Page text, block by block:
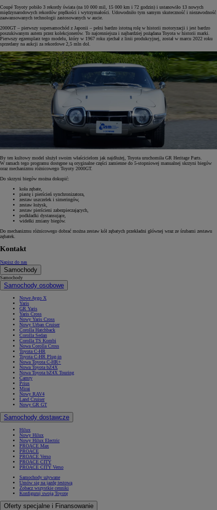
Coupé Toyoty pobiło 3 rekordy świata (na 10 000 mil, 15 000 km i 72 godzin) i ustanowiło 13 nowych
międzynarodowych rekordów prędkości i wytrzymałości. Udowodniło tym samym skuteczność i niezawodność
zaawansowanych technologii zastosowanych w aucie.
2000GT – pierwszy supersamochód z Japonii – pełni bardzo istotną rolę w historii motoryzacji i jest bardzo
poszukiwanym autem przez kolekcjonerów. To najcenniejsza i najbardziej pożądana Toyota w historii marki.
Pierwszy egzemplarz tego modelu, który w 1967 roku zjechał z linii produkcyjnej, został w marcu 2022 roku
sprzedany na aukcji za rekordowe 2,5 mln dol.
By ten kultowy model służył swoim właścicielom jak najdłużej, Toyota uruchomiła GR Heritage Parts.
W ramach tego programu dostępne są oryginalne części zamienne do 5-stopniowej manualnej skrzyni biegów
oraz mechanizmu różnicowego Toyoty 2000GT.
Do skrzyni biegów można dokupić:
koła zębate,
piastę i pierścień synchronizatora,
zestaw uszczelek i simeringów,
zestaw łożysk,
zestaw pierścieni zabezpieczających,
podkładki dystansujące,
widełki zmiany biegów.
Do mechanizmu różnicowego dobrać można zestaw kół zębatych przekładni głównej wraz ze śrubami zestawu
zębatek.
Kontakt
Napisz do nas
Samochody
Samochody
Samochody osobowe
Nowe Aygo X
Yaris
GR Yaris
Yaris Cross
Nowy Yaris Cross
Nowy Urban Cruiser
Corolla Hatchback
Corolla Sedan
Corolla TS Kombi
Nowa Corolla Cross
Toyota C-HR
Toyota C-HR Plug-in
Nowa Toyota C-HR+
Nowa Toyota bZ4X
Nowa Toyota bZ4X Touring
Camry
Prius
Mirai
Nowy RAV4
Land Cruiser
Nowy GR GT
Samochody dostawcze
Hilux
Nowy Hilux
Nowy Hilux Electric
PROACE Max
PROACE
PROACE Verso
PROACE CITY
PROACE CITY Verso
Samochody używane
Umów się na jazdę testową
Zobacz wszystkie cenniki
Konfiguruj swoją Toyotę
Oferty specjalne i Finansowanie